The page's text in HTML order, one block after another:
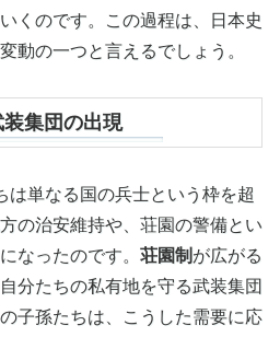
くのです。この過程は、日本史
動の一つと言えるでしょう。
集団の出現
は単なる国の兵士という枠を超
の治安維持や、荘園の警備とい
なったのです。 荘園制 が広がる
分たちの私有地を守る武装集団
子孫たちは、こうした需要に応